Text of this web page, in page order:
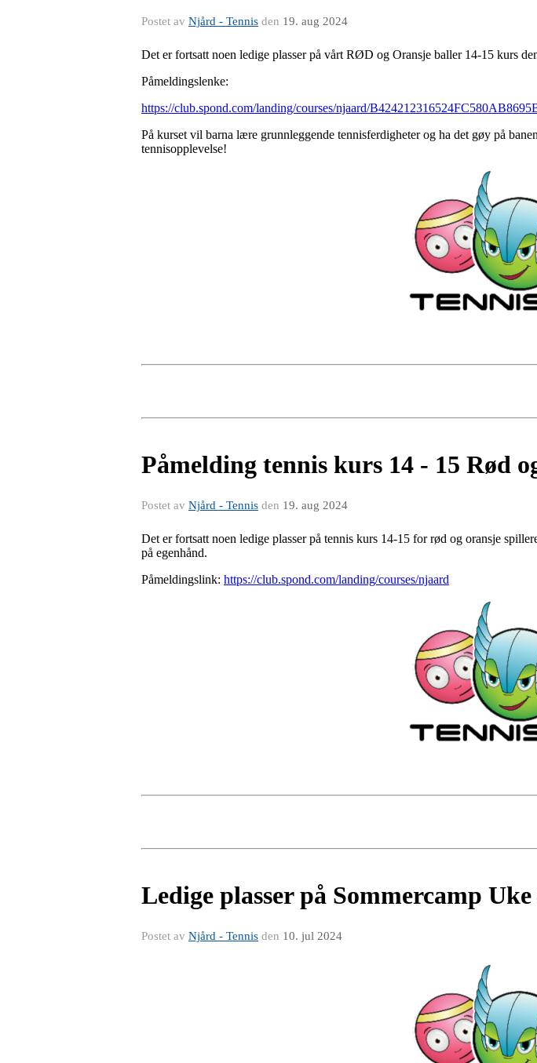
Postet av Njård - Tennis den 19. aug 2024
Det er fortsatt noen ledige plasser på vårt RØD og Oransje baller 14-15 kurs
Påmeldingslenke:
https://club.spond.com/landing/courses/njaard/
På kurset vil barna lære grunnleggende tennisferdigheter og ha det gøy på
tennisopplevelse!
Påmelding tennis kurs 14 - 15 Rød
Postet av Njård - Tennis den 19. aug 2024
Det er fortsatt noen ledige plasser på tennis kurs 14-15 for rød og oransje
på egenhånd.
Påmeldingslink: https://club.spond.com/landing/courses/njaard
Ledige plasser på Sommercamp
Postet av Njård - Tennis den 10. jul 2024